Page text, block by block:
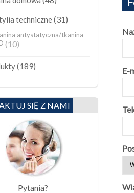
E-
techniczne(31)
antystatyczna/tkanina
(10)
(189)
SIĘ Z NAMI
Pytania?